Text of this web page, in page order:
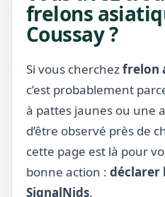
frelons
Coussay ?
Si vous cherchezfrelon
c’est probablement
à pattes jaunes ou une
d’être observé près de
cette page est là pour
bonne action : déclarer
SignalNids.